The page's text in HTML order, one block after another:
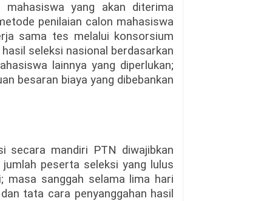
yang akan diterima
penilaian calon mahasiswa
sama tes melalui konsorsium
seleksi nasional berdasarkan
lainnya yang diperlukan;
besaran biaya yang dibebankan
secara mandiri PTN diwajibkan
peserta seleksi yang lulus
masa sanggah selama lima hari
tata cara penyanggahan hasil